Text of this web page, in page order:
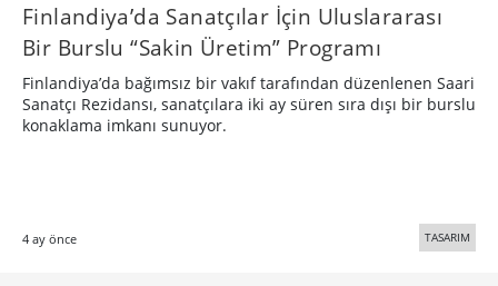
Finlandiya’da Sanatçılar İçin Uluslararası
Bir Burslu “Sakin Üretim” Programı
Finlandiya’da bağımsız bir vakıf tarafından düzenlenen Saari
Sanatçı Rezidansı, sanatçılara iki ay süren sıra dışı bir burslu
konaklama imkanı sunuyor.
4 ay önce TASARIM